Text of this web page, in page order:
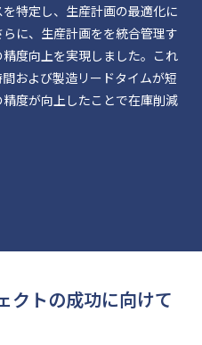
特定し、生産計画の最適化に
に、生産計画をを統合管理す
度向上を実現しました。これ
および製造リードタイムが短
度が向上したことで在庫削減
クトの成功に向けて